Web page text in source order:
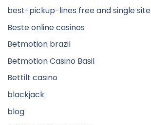
best-pickup-lines free and single site
Beste online casinos
Betmotion brazil
Betmotion Casino Basil
Bettilt casino
blackjack
blog